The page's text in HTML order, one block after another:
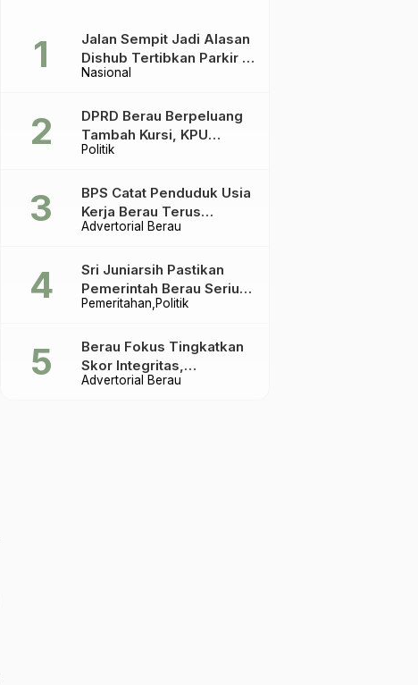
Nasional
Jalan Sempit Jadi Alasan
Dishub Tertibkan Parkir di
Tepian Teratai
Politik
DPRD Berau Berpeluang
Tambah Kursi, KPU
Ingatkan Acuannya UU
Advertorial Berau
BPS Catat Penduduk Usia
Kerja Berau Terus
Meningkat Dua Tahun
Pemeritahan Politik
Sri Juniarsih Pastikan
Pemerintah Berau Serius
Tangani Reboisasi dan
Advertorial Berau
Berau Fokus Tingkatkan
Skor Integritas,
Rekomendasi KPK Jadi